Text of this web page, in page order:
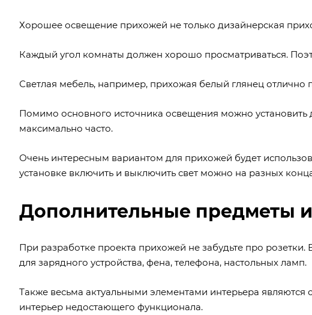
Хорошее освещение прихожей не только дизайнерская
Каждый угол комнаты должен хорошо просматриваться.
Светлая мебель, например, прихожая белый глянец отлично
Помимо основного источника освещения можно установить
максимально часто.
Очень интересным вариантом для прихожей будет
установке включить и выключить свет можно на разных
Дополнительные предметы
При разработке проекта прихожей не забудьте про
для зарядного устройства, фена, телефона, настольных ламп.
Также весьма актуальными элементами интерьера
интерьер недостающего функционала.